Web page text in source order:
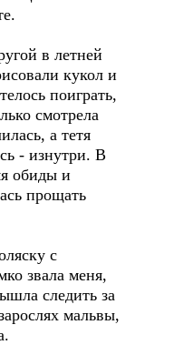
в летней
кукол и
поиграть,
смотрела
а тетя
- изнутри. В
обиды и
прощать
с
звала меня,
следить за
мальвы,